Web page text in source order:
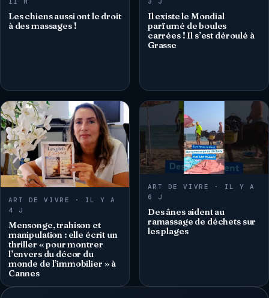
Les chiens aussi ont le droit
à des massages !
Il existe le Mondial
parfumé de boules
carrées ! Il s’est déroulé à
Grasse
ART DE VIVRE · IL Y A
4 J
Mensonge, trahison et
manipulation : elle écrit un
thriller « pour montrer
l’envers du décor du
monde de l’immobilier » à
Cannes
ART DE VIVRE · IL Y A
6 J
Des ânes aident au
ramassage de déchets sur
les plages